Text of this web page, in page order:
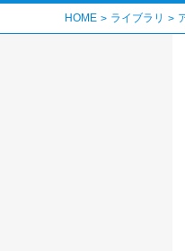
HOME ライブラリ